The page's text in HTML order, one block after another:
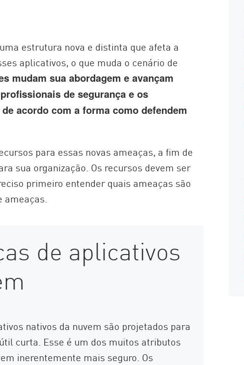
estrutura nova e distinta que afeta a
aplicativos, o que muda o cenário de
mudam sua abordagem e avançam
de segurança e os
acordo com a forma como defendem
para essas novas ameaças, a fim de
sua organização. Os recursos devem ser
primeiro entender quais ameaças são
de aplicativos
nativos da nuvem são projetados para
curta. Esse é um dos muitos atributos
inerentemente mais seguro. Os